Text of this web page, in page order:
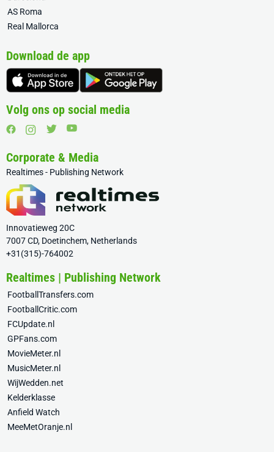
AS Roma
Real Mallorca
Download de app
Volg ons op social media
Corporate & Media
Realtimes - Publishing Network
Innovatieweg 20C
7007 CD, Doetinchem, Netherlands
+31(315)-764002
Realtimes | Publishing Network
FootballTransfers.com
FootballCritic.com
FCUpdate.nl
GPFans.com
MovieMeter.nl
MusicMeter.nl
WijWedden.net
Kelderklasse
Anfield Watch
MeeMetOranje.nl